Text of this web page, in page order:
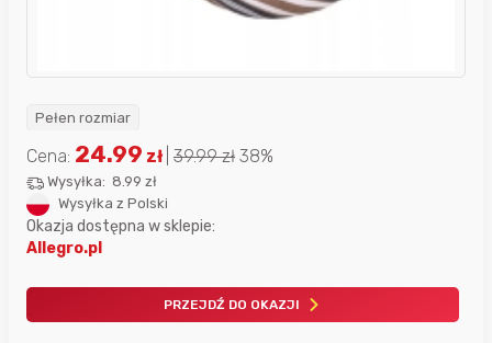
Pełen rozmiar
Cena: 24.99 zł 39.99zł 38%
Wysyłka: 8.99 zł
Wysyłka z Polski
Okazja dostępna w sklepie:
Allegro.pl
PRZEJDŹ DO OKAZJI